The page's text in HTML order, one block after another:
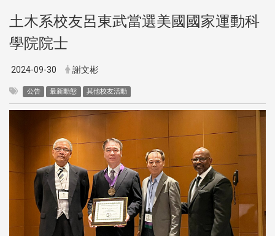
土木系校友呂東武當選美國國家運動科
學院院士
2024-09-30 謝文彬
公告 最新動態 其他校友活動